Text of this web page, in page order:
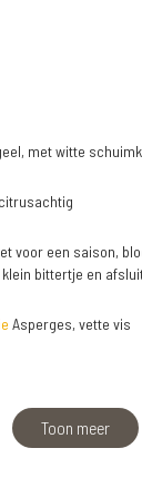
met witte
voor een saison,
bittertje en
Asperges, vette vis
Toon meer